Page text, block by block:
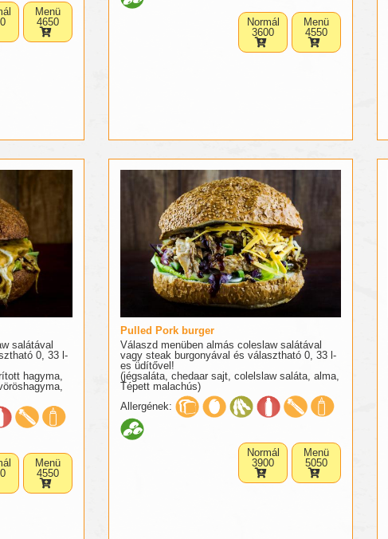
Menü
4650
Normál
3600
Menü
4550
salátával
0, 33 l-
hagyma,
Menü
4550
Pulled Pork burger
Válaszd menüben almás coleslaw salátával
vagy steak burgonyával és választható 0, 33 l-
es üdítővel!
(jégsaláta, chedaar sajt, colelslaw saláta, alma,
Tépett malachús)
Allergének:
Normál
3900
Menü
5050